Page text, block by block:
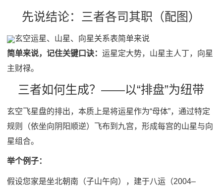
先说结论：三者各司其职（配图）
玄空运星、山星、向星关系表简单来说
简单来说，记住关键口诀： 运星定大势，山星主人丁，向星
主财禄。
三者如何生成？——以“排盘”为纽带
玄空飞星盘的排出，本质上是将运星作为“母体”，通过特定
规则（依坐向阴阳顺逆）飞布到九宫，形成每宫的山星与向
星组合。
举个例子：
假设您家是坐北朝南（子山午向），建于八运（2004–